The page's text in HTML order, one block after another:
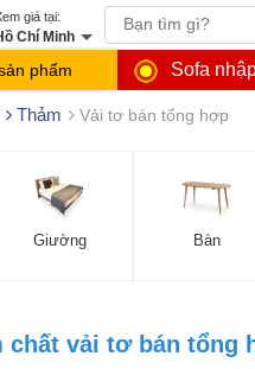
Chí Minh
phẩm Sofa
Thảm Vải tơ bán tổng hợp
Giường Bàn
chất vải tơ bán tổng